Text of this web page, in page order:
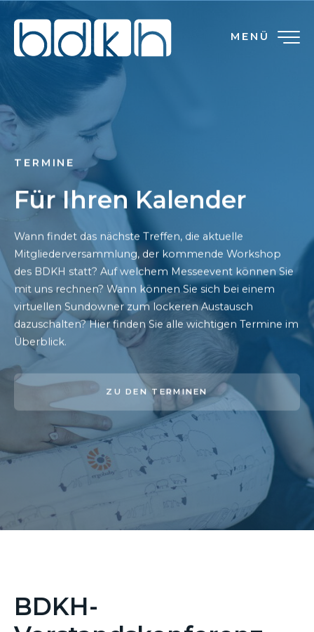
MENÜ
TERMINE
Für Ihren Kalender
Wann findet das nächste Treffen, die aktuelle
Mitgliederversammlung, der kommende Workshop
des BDKH statt? Auf welchem Messeevent können Sie
mit uns rechnen? Wann können Sie sich bei einem
virtuellen Sundowner zum lockeren Austausch
dazuschalten? Hier finden Sie alle wichtigen Termine im
Überblick.
ZU DEN TERMINEN
BDKH-